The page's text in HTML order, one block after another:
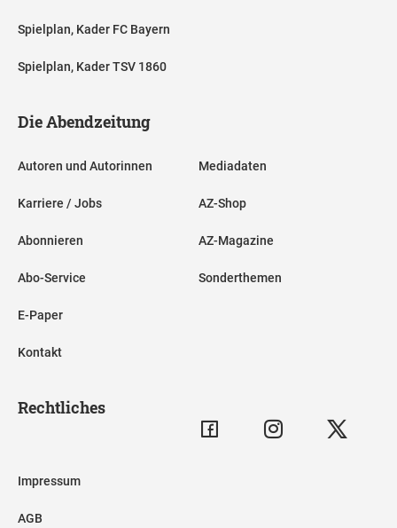
Spielplan, Kader FC Bayern
Spielplan, Kader TSV 1860
Die Abendzeitung
Autoren und Autorinnen
Karriere / Jobs
Abonnieren
Abo-Service
E-Paper
Kontakt
Mediadaten
AZ-Shop
AZ-Magazine
Sonderthemen
Rechtliches
Impressum
AGB